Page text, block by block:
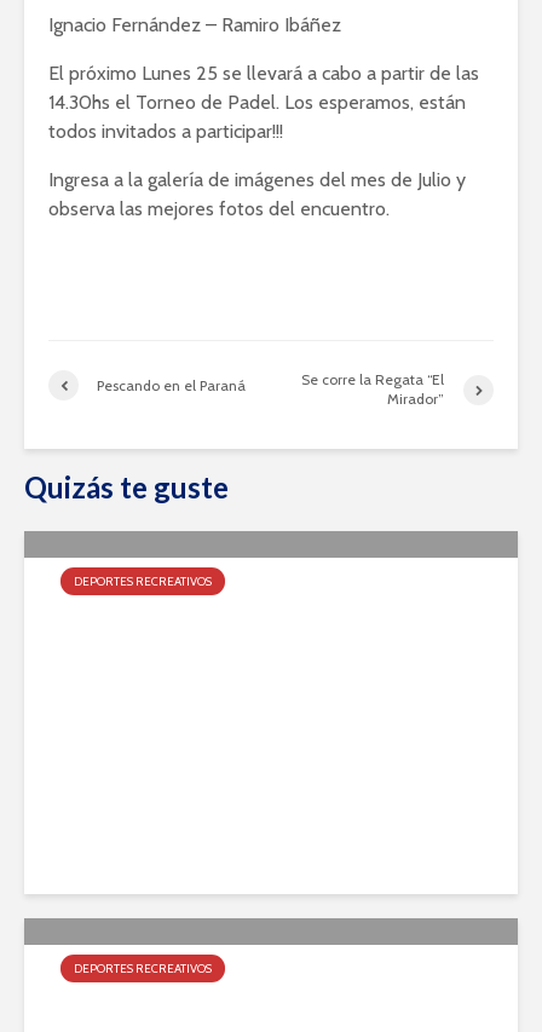
Ignacio Fernández – Ramiro Ibáñez
El próximo Lunes 25 se llevará a cabo a partir de las
14.30hs el Torneo de Padel. Los esperamos, están
todos invitados a participar!!!
Ingresa a la galería de imágenes del mes de Julio y
observa las mejores fotos del encuentro.
Pescando en el Paraná
Se corre la Regata “El
Mirador”
Quizás te guste
DEPORTES RECREATIVOS
DEPORTES RECREATIVOS